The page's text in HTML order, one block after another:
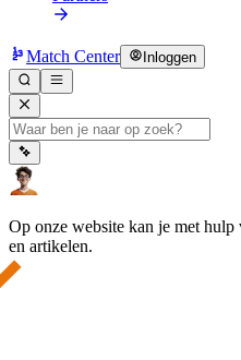
Match Center Inloggen
Op onze website kan je met
en artikelen.